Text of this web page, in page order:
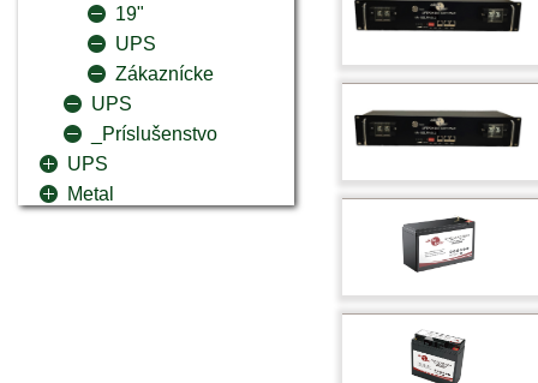
19"
UPS
Zákaznícke
UPS
_Príslušenstvo
UPS
Metal